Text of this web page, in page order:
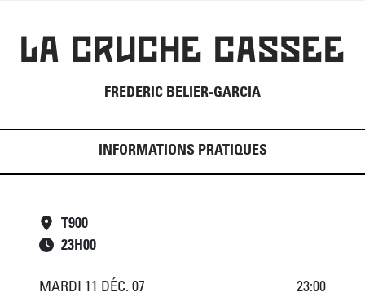
LA CRUCHE CASSEE
FREDERIC BELIER-GARCIA
INFORMATIONS PRATIQUES
T900
23H00
MARDI 11 DÉC. 07 23:00